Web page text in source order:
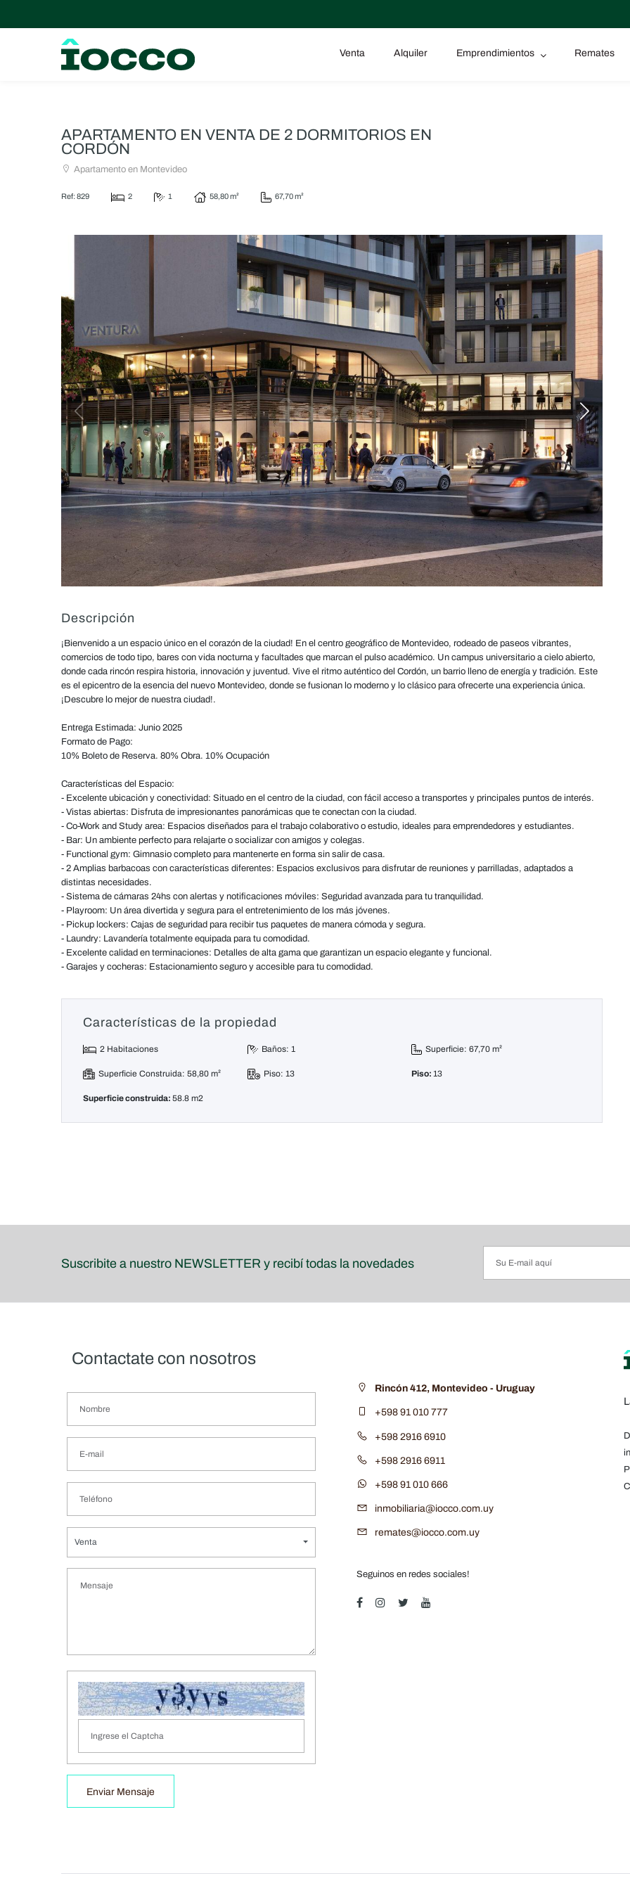
Venta Alquiler Emprendimientos Remates
APARTAMENTO EN VENTA DE 2 DORMITORIOS EN
CORDÓN
Apartamento en Montevideo
Ref: 829 2 1 58,80 m² 67,70 m²
Descripción
¡Bienvenido a un espacio único en el corazón de la ciudad! En el centro geográfico de Montevideo, rodeado de paseos vibrantes,
comercios de todo tipo, bares con vida nocturna y facultades que marcan el pulso académico. Un campus universitario a cielo abierto,
donde cada rincón respira historia, innovación y juventud. Vive el ritmo auténtico del Cordón, un barrio lleno de energía y tradición. Este
es el epicentro de la esencia del nuevo Montevideo, donde se fusionan lo moderno y lo clásico para ofrecerte una experiencia única.
¡Descubre lo mejor de nuestra ciudad!.
Entrega Estimada: Junio 2025
Formato de Pago:
10% Boleto de Reserva. 80% Obra. 10% Ocupación
Características del Espacio:
- Excelente ubicación y conectividad: Situado en el centro de la ciudad, con fácil acceso a transportes y principales puntos de interés.
- Vistas abiertas: Disfruta de impresionantes panorámicas que te conectan con la ciudad.
- Co-Work and Study area: Espacios diseñados para el trabajo colaborativo o estudio, ideales para emprendedores y estudiantes.
- Bar: Un ambiente perfecto para relajarte o socializar con amigos y colegas.
- Functional gym: Gimnasio completo para mantenerte en forma sin salir de casa.
- 2 Amplias barbacoas con características diferentes: Espacios exclusivos para disfrutar de reuniones y parrilladas, adaptados a
distintas necesidades.
- Sistema de cámaras 24hs con alertas y notificaciones móviles: Seguridad avanzada para tu tranquilidad.
- Playroom: Un área divertida y segura para el entretenimiento de los más jóvenes.
- Pickup lockers: Cajas de seguridad para recibir tus paquetes de manera cómoda y segura.
- Laundry: Lavandería totalmente equipada para tu comodidad.
- Excelente calidad en terminaciones: Detalles de alta gama que garantizan un espacio elegante y funcional.
- Garajes y cocheras: Estacionamiento seguro y accesible para tu comodidad.
Características de la propiedad
2 Habitaciones Baños: 1 Superficie: 67,70 m²
Superficie Construida: 58,80 m² Piso: 13 Piso:13
Superficie construida: 58.8 m2
Suscribite a nuestro NEWSLETTER y recibí todas la novedades
Contactate con nosotros
Venta
Enviar Mensaje
Rincón 412, Montevideo - Uruguay
+598 91 010 777
+598 2916 6910
+598 2916 6911
+598 91 010 666
inmobiliaria@iocco.com.uy
remates@iocco.com.uy
Seguinos en redes sociales!